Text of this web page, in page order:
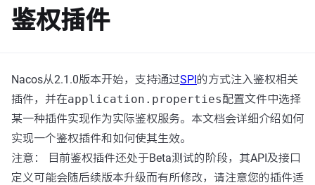
鉴权插件
Nacos从2.1.0版本开始，支持通过SPI的方式注入鉴权相关
插件，并在application.properties配置文件中选择
某一种插件实现作为实际鉴权服务。本文档会详细介绍如何
实现一个鉴权插件和如何使其生效。
注意： 目前鉴权插件还处于Beta测试的阶段，其API及接口
定义可能会随后续版本升级而有所修改，请注意您的插件适